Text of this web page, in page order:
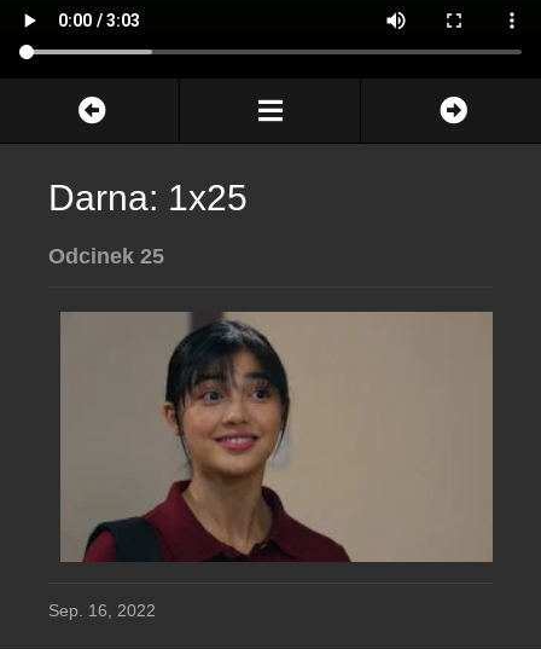
Darna: 1x25
Odcinek 25
Sep. 16, 2022